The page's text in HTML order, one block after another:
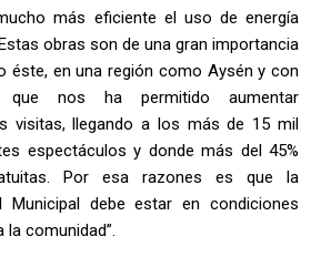
más eficiente el uso de energía
obras son de una gran importancia
éste, en una región como Aysén y con
que nos ha permitido aumentar
visitas, llegando a los más de 15 mil
espectáculos y donde más del 45%
Por esa razones es que la
Municipal debe estar en condiciones
comunidad”.